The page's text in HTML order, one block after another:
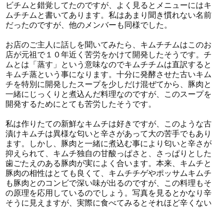
ビチムと錯覚してたのですが、よく見るとメニューにはキ
ムチチムと書いてあります。私はあまり聞き慣れない名前
だったのですが、他のメンバーも同様でした。
お店のご主人に話しを聞いてみたら、キムチチムはこのお
店が元祖で１０年近く苦労をかけて開発したそうです。チ
ムとは「蒸す」という意味なのでキムチチムは直訳すると
キムチ蒸という事になります。十分に発酵させた古いキム
チを特別に開発したスープを少しだけ混ぜてから、豚肉と
一緒にじっくりと煮込んだ料理なのですが、このスープを
開発するためにとても苦労したそうです。
私は作りたての新鮮なキムチは好きですが、このような古
漬けキムチは異様な匂いと辛さがあって大の苦手でもあり
ます。しかし、豚肉と一緒に煮込む事により匂いと辛さが
抑えられて、キムチ独自の甘酸っぱさと、さっぱりとした
歯ごたえのある豚肉が実によく合います。本来、キムチと
豚肉の相性はとても良くて、キムチチゲやポッサムキムチ
も豚肉とのコンビで深い味が出るのですが、この料理もそ
の原理を応用しているのでしょう。写真を見るとかなり辛
そうに見えますが、実際に食べてみるとそれほど辛くない